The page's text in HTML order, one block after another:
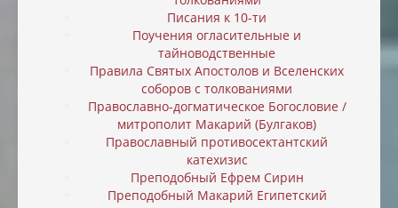
Писания к 10-ти
Поучения огласительные и
тайноводственные
Правила Святых Апостолов и Вселенских
соборов с толкованиями
Православно-догматическое Богословие /
митрополит Макарий (Булгаков)
Православный противосектантский
катехизис
Преподобный Ефрем Сирин
Преподобный Макарий Египетский